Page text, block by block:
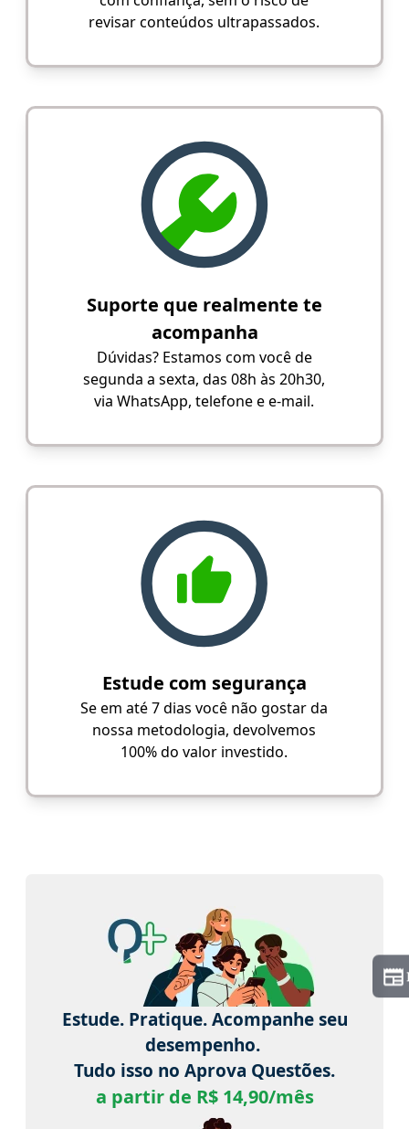
revisar conteúdos ultrapassados.
Suporte que realmente te
acompanha
Dúvidas? Estamos com você de
segunda a sexta, das 08h às 20h30,
via WhatsApp, telefone e e-mail.
Estude com segurança
Se em até 7 dias você não gostar da
nossa metodologia, devolvemos
100% do valor investido.
Estude. Pratique. Acompanhe seu
desempenho.
Tudo isso no Aprova Questões.
a partir de R$ 14,90/mês